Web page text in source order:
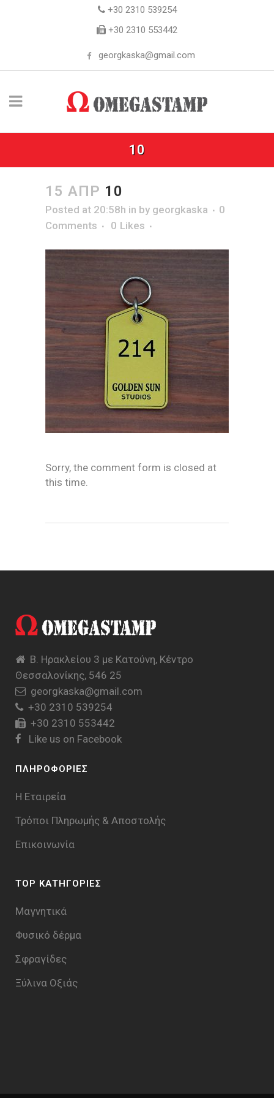
+30 2310 539254
+30 2310 553442
georgkaska@gmail.com
10
15 ΑΠΡ 10
Posted at 20:58h in by georgkaska
0
Comments
0 Likes
Sorry, the comment form is closed at
this time.
Β. Ηρακλείου 3 με Κατούνη, Κέντρο
Θεσσαλονίκης, 546 25
georgkaska@gmail.com
+30 2310 539254
+30 2310 553442
Like us on Facebook
ΠΛΗΡΟΦΟΡΙΕΣ
Η Εταιρεία
Τρόποι Πληρωμής & Aποστολής
Επικοινωνία
TOP ΚΑΤΗΓΟΡΙΕΣ
Μαγνητικά
Φυσικό δέρμα
Σφραγίδες
Ξύλινα Οξιάς